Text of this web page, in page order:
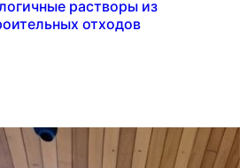
растворы из
отходов